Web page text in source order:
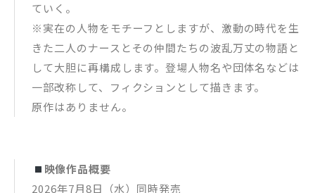
ていく。
※実在の人物をモチーフとしますが、激動の時代を生
きた二人のナースとその仲間たちの波乱万丈の物語と
して大胆に再構成します。登場人物名や団体名などは
一部改称して、フィクションとして描きます。
原作はありません。
映像作品概要
2026年7月8日（水）同時発売